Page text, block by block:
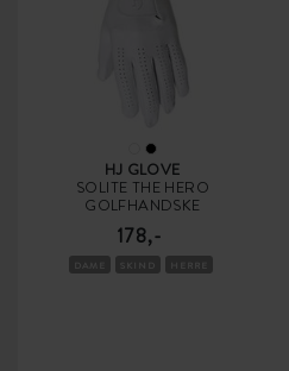
HJ GLOVE
SOLITE THE HERO
GOLFHANDSKE
178,-
SKIND HERRE